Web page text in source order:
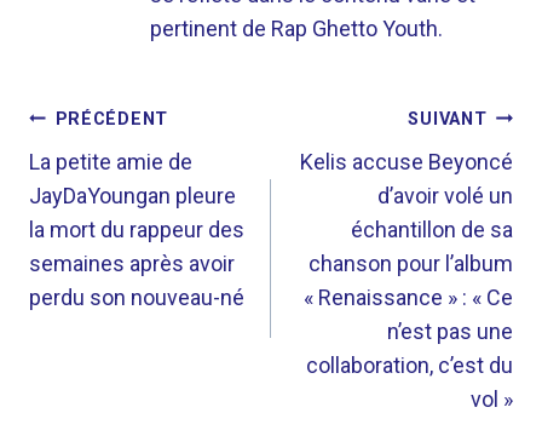
pertinent de Rap Ghetto Youth.
NAVIGATION
DE
L’ARTICLE
PRÉCÉDENT
La petite amie de
JayDaYoungan pleure
la mort du rappeur des
semaines après avoir
perdu son nouveau-né
SUIVANT
Kelis accuse Beyoncé
d’avoir volé un
échantillon de sa
chanson pour l’album
« Renaissance » : « Ce
n’est pas une
collaboration, c’est du
vol »